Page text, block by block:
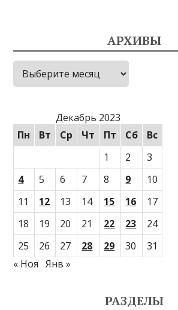
АРХИВЫ
Архивы
Декабрь 2023
Пн
Вт Ср Чт Пт Сб
Вс
1
2
3
4
5 6 7 8 9
10
11
12 13 14 15 16
17
18
19 20 21 22 23
24
25
26 27 28 29 30
31
« Ноя
Янв »
РАЗДЕЛЫ